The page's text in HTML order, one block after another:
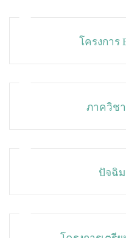
โครงการ
ภาควิช
ปัจฉิม